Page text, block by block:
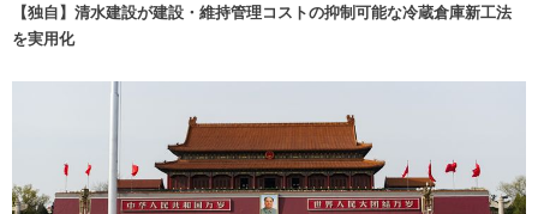
【独自】清水建設が建設・維持管理コストの抑制可能な冷蔵倉庫新工法
を実用化